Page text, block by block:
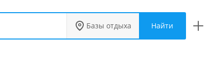
Базы отдыха Найти